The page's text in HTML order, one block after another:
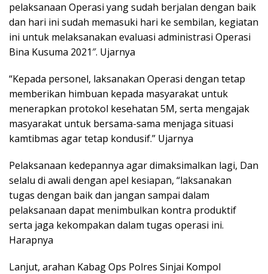
pelaksanaan Operasi yang sudah berjalan dengan baik
dan hari ini sudah memasuki hari ke sembilan, kegiatan
ini untuk melaksanakan evaluasi administrasi Operasi
Bina Kusuma 2021″. Ujarnya
“Kepada personel, laksanakan Operasi dengan tetap
memberikan himbuan kepada masyarakat untuk
menerapkan protokol kesehatan 5M, serta mengajak
masyarakat untuk bersama-sama menjaga situasi
kamtibmas agar tetap kondusif.” Ujarnya
Pelaksanaan kedepannya agar dimaksimalkan lagi, Dan
selalu di awali dengan apel kesiapan, “laksanakan
tugas dengan baik dan jangan sampai dalam
pelaksanaan dapat menimbulkan kontra produktif
serta jaga kekompakan dalam tugas operasi ini.
Harapnya
Lanjut, arahan Kabag Ops Polres Sinjai Kompol